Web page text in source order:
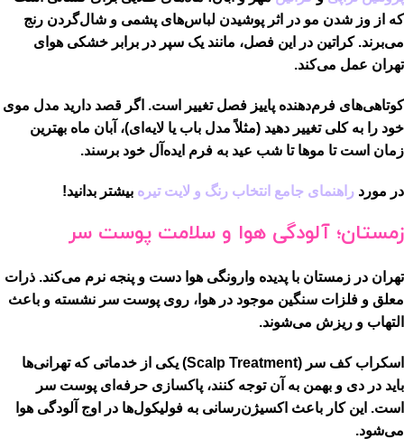
که از وز شدن مو در اثر پوشیدن لباس‌های پشمی و شال‌گردن رنج
می‌برند. کراتین در این فصل، مانند یک سپر در برابر خشکی هوای
تهران عمل می‌کند.
کوتاهی‌های فرم‌دهنده پاییز فصل تغییر است. اگر قصد دارید مدل موی
خود را به کلی تغییر دهید (مثلاً مدل باب یا لایه‌ای)، آبان ماه بهترین
زمان است تا موها تا شب عید به فرم ایده‌آل خود برسند.
در مورد راهنمای جامع انتخاب رنگ و لایت تیره بیشتر بدانید!
زمستان؛ آلودگی هوا و سلامت پوست سر
تهران در زمستان با پدیده وارونگی هوا دست و پنجه نرم می‌کند. ذرات
معلق و فلزات سنگین موجود در هوا، روی پوست سر نشسته و باعث
التهاب و ریزش می‌شوند.
اسکراب کف سر (Scalp Treatment)
یکی از خدماتی که تهرانی‌ها
باید در دی و بهمن به آن توجه کنند، پاکسازی حرفه‌ای پوست سر
است. این کار باعث اکسیژن‌رسانی به فولیکول‌ها در اوج آلودگی هوا
می‌شود.